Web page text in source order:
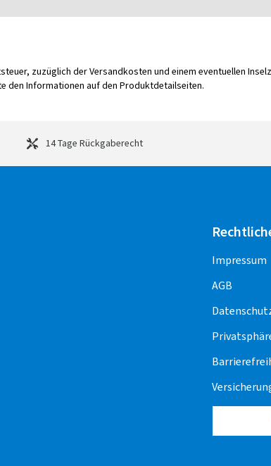
zuzüglich der Versandkosten und einem eventuellen
den Informationen auf den Produktdetailseiten.
14 Tage Rückgaberecht
Impressum
AGB